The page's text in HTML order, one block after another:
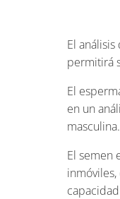
El
permitirá
El
en un
masculina.
El semen